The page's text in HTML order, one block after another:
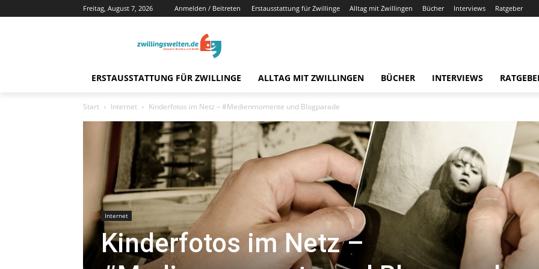
Freitag, August 7, 2026 Anmelden / Beitreten Erstausstattung für Zwillinge Alltag mit Zwillingen Bücher Interviews Ratgeber
ERSTAUSSTATTUNG FÜR ZWILLINGE ALLTAG MIT ZWILLINGEN BÜCHER INTERVIEWS
Start Internet Kinderfotos im Netz – #Medienmomente und Blogparade
Internet
Kinderfotos im Netz –